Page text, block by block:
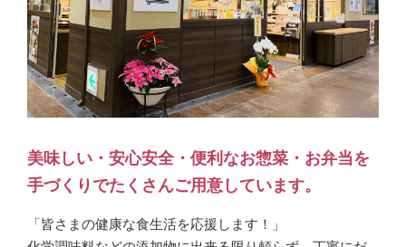
美味しい・安心安全・便利なお惣菜・お弁当を
手づくりでたくさんご用意しています。
「皆さまの健康な食生活を応援します！」